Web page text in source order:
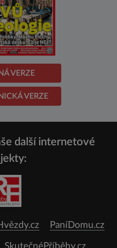
VERZE
VERZE
další internetové
PaníDomu.cz